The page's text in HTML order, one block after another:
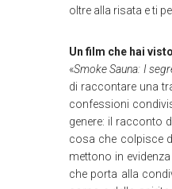
oltre alla risata e ti
Un film che hai
«Smoke Sauna: I
di raccontare una
confessioni
genere: il racconto
cosa che colpisce
mettono in
che porta alla